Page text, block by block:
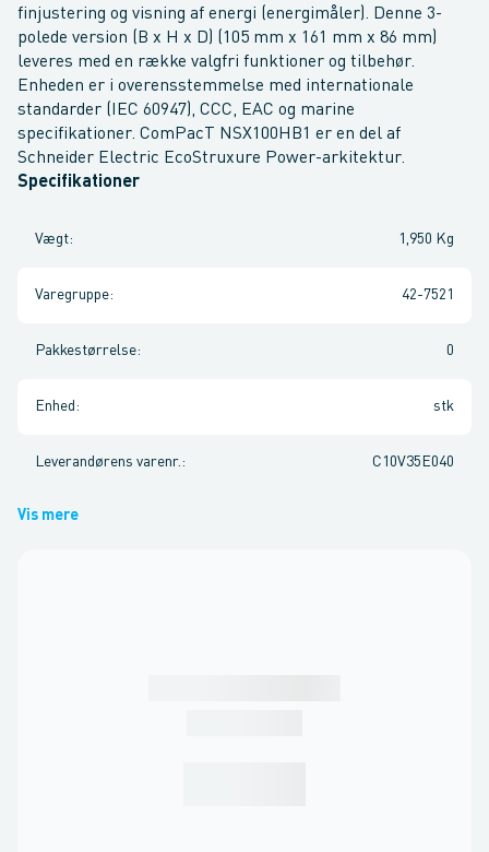
finjustering og visning af energi (energimåler). Denne 3-
polede version (B x H x D) (105 mm x 161 mm x 86 mm)
leveres med en række valgfri funktioner og tilbehør.
Enheden er i overensstemmelse med internationale
standarder (IEC 60947), CCC, EAC og marine
specifikationer. ComPacT NSX100HB1 er en del af
Schneider Electric EcoStruxure Power-arkitektur.
Specifikationer
Vægt: 1,950 Kg
Varegruppe: 42-7521
Pakkestørrelse: 0
Enhed : stk
Leverandørens varenr. : C10V35E040
Vis mere